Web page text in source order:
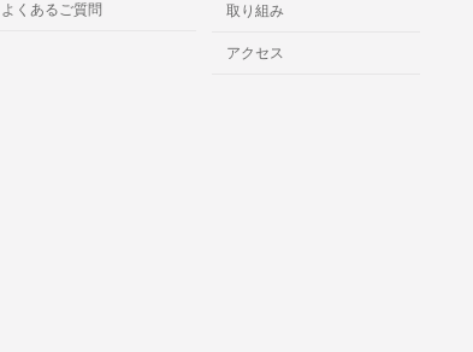
よくあるご質問 取り組み
アクセス